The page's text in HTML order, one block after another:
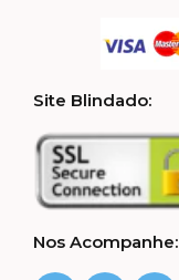
Site Blindado:
Nos Acompanhe: